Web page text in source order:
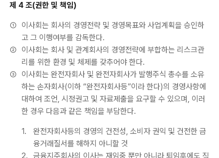
제 4 조(권한 및 책임)
①
이사회는 회사의 경영전략 및 경영목표와 사업계획을 승인하
고 그 이행여부를 감독한다.
②
이사회는 회사 및 관계회사의 경영전략에 부합하는 리스크관
리를 위한 환경 및 체제를 갖추어야 한다.
③
이사회는 완전자회사 및 완전자회사가 발행주식 총수를 소유
하는 손자회사(이하 “완전자회사등”이라 한다)의 경영사항에
대하여 조언, 시정권고 및 자료제출을 요구할 수 있으며, 이러
한 경우 다음과 같은 책임을 부담한다.
1.
완전자회사등의 경영의 건전성, 소비자 권익 및 건전한 금
융거래질서를 해하지 아니할 것
2.
금융지주회사의 이사는 재임중 뿐만 아니라 퇴임후에도 직